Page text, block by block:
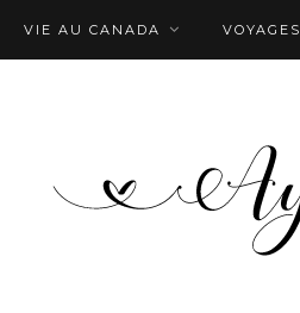
VIE AU CANADA VOYAGES